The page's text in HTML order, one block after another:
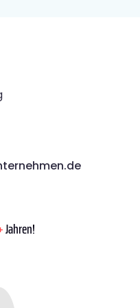
Jahren!